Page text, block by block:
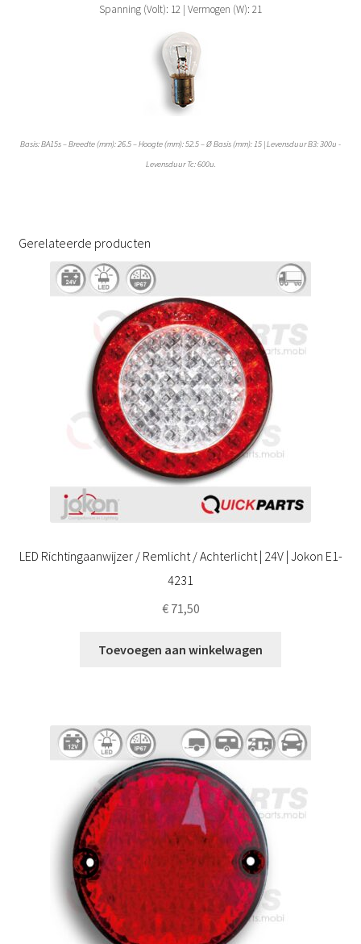
Spanning (Volt): 12 | Vermogen (W): 21
Basis: BA15s – Breedte (mm): 26.5 – Hoogte (mm): 52.5 – Ø Basis (mm): 15 | Levensduur B3: 300u -
Levensduur Tc: 600u.
Gerelateerde producten
LED Richtingaanwijzer / Remlicht / Achterlicht | 24V | Jokon E1-
4231
€71,50
Toevoegen aan winkelwagen